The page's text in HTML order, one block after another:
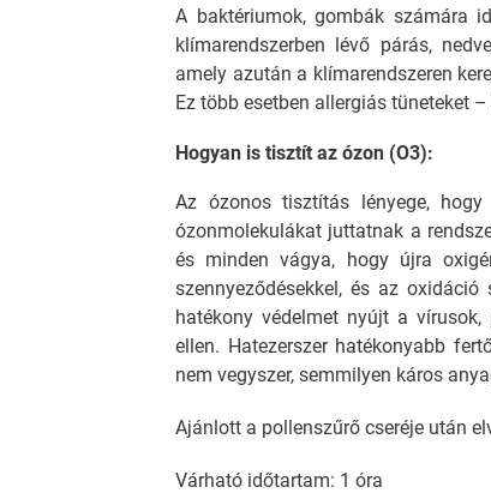
A baktériumok, gombák számára
klímarendszerben lévő párás,
amely azután a klímarendszeren
Ez több esetben allergiás tüneteket
Hogyan is tisztít az ózon (O3):
Az ózonos tisztítás lényege, hogy
ózonmolekulákat juttatnak a
és minden vágya, hogy újra
szennyeződésekkel, és az
hatékony védelmet nyújt a
ellen. Hatezerszer hatékonyabb
nem vegyszer, semmilyen káros
Ajánlott a pollenszűrő cseréje után
Várható időtartam: 1 óra